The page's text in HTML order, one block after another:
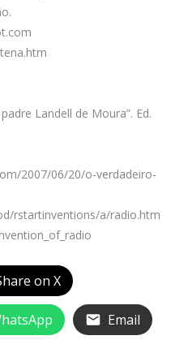
Landell de Moura”. Ed.
2007/06/20/o-verdadeiro-
rstartinventions/a/radio.htm
on X
Email